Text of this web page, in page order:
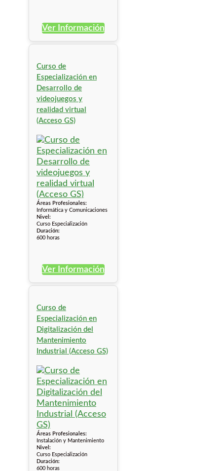
Ver Información
Curso de
Especialización en
Desarrollo de
videojuegos y
realidad virtual
(Acceso GS)
Áreas Profesionales:
Informática y Comunicaciones
Nivel:
Curso Especialización
Duración:
600 horas
Ver Información
Curso de
Especialización en
Digitalización del
Mantenimiento
Industrial (Acceso GS)
Áreas Profesionales:
Instalación y Mantenimiento
Nivel:
Curso Especialización
Duración:
600 horas